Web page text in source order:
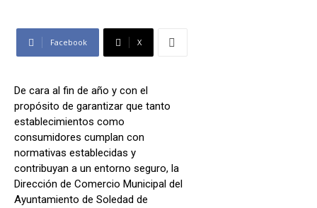
Facebook X
De cara al fin de año y con el
propósito de garantizar que tanto
establecimientos como
consumidores cumplan con
normativas establecidas y
contribuyan a un entorno seguro, la
Dirección de Comercio Municipal del
Ayuntamiento de Soledad de